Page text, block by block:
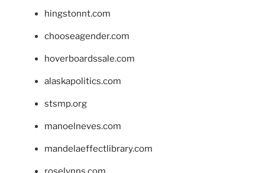
hingstonnt.com
chooseagender.com
hoverboardssale.com
alaskapolitics.com
stsmp.org
manoelneves.com
mandelaeffectlibrary.com